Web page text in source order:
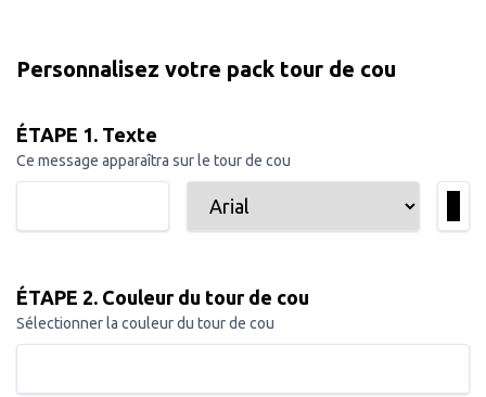
Personnalisez votre pack tour de cou
ÉTAPE 1. Texte
Ce message apparaîtra sur le tour de cou
ÉTAPE 2. Couleur du tour de cou
Sélectionner la couleur du tour de cou